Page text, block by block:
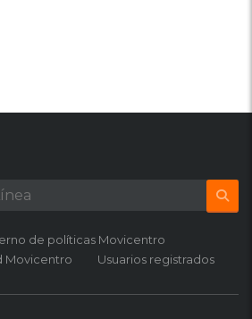
de políticas Movicentro
Movicentro
Usuarios registrados